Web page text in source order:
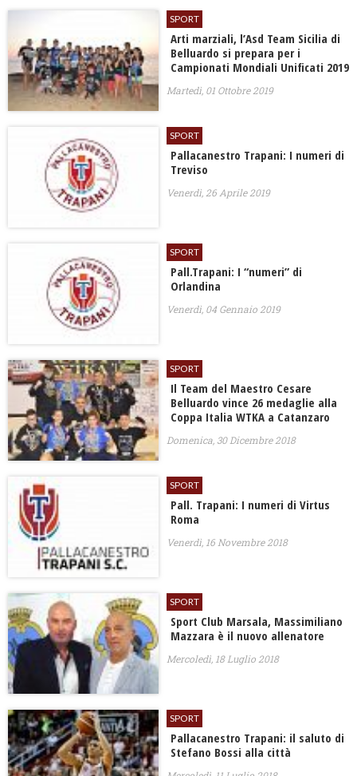
SPORT
Arti marziali, l’Asd Team Sicilia di
Belluardo si prepara per i
Campionati Mondiali Unificati 2019
Martedì, 01 Ottobre 2019
SPORT
Pallacanestro Trapani: I numeri di
Treviso
Venerdì, 26 Aprile 2019
SPORT
Pall.Trapani: I “numeri” di
Orlandina
Venerdì, 04 Gennaio 2019
SPORT
Il Team del Maestro Cesare
Belluardo vince 26 medaglie alla
Coppa Italia WTKA a Catanzaro
Domenica, 30 Dicembre 2018
SPORT
Pall. Trapani: I numeri di Virtus
Roma
Venerdì, 16 Novembre 2018
SPORT
Sport Club Marsala, Massimiliano
Mazzara è il nuovo allenatore
Mercoledì, 18 Luglio 2018
SPORT
Pallacanestro Trapani: il saluto di
Stefano Bossi alla città